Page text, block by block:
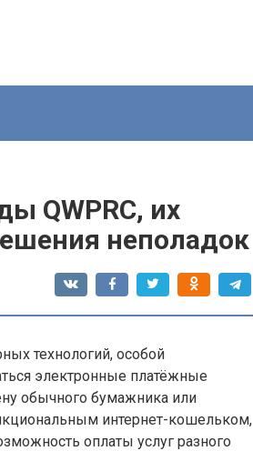
QWPRC, их
неполадок
технологий, особой
электронные платёжные
обычного бумажника или
интернет-кошельком,
оплаты услуг разного